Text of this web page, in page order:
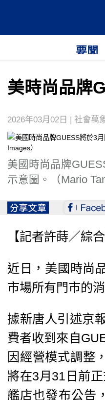
要聞
美時尚品牌
2026年03月02日 | 社會萬
美國時尚品牌
示意圖。（Mario
【記者許蒔／綜合
近日，美國時尚
市場所有門市的
據新唐人引述京
費者收到來自
因經營模式調整
將在3月31日前
艦店也發布公告